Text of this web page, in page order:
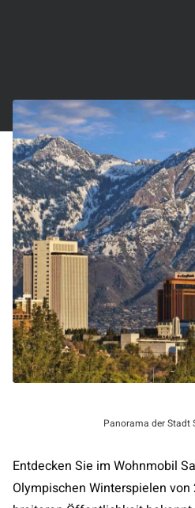
Panorama der Stadt
Entdecken Sie im Wohnmobil
Olympischen Winterspielen